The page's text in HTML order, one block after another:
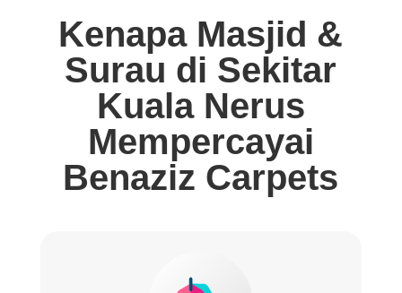
Kenapa Masjid &
Surau di Sekitar
Kuala Nerus
Mempercayai
Benaziz Carpets